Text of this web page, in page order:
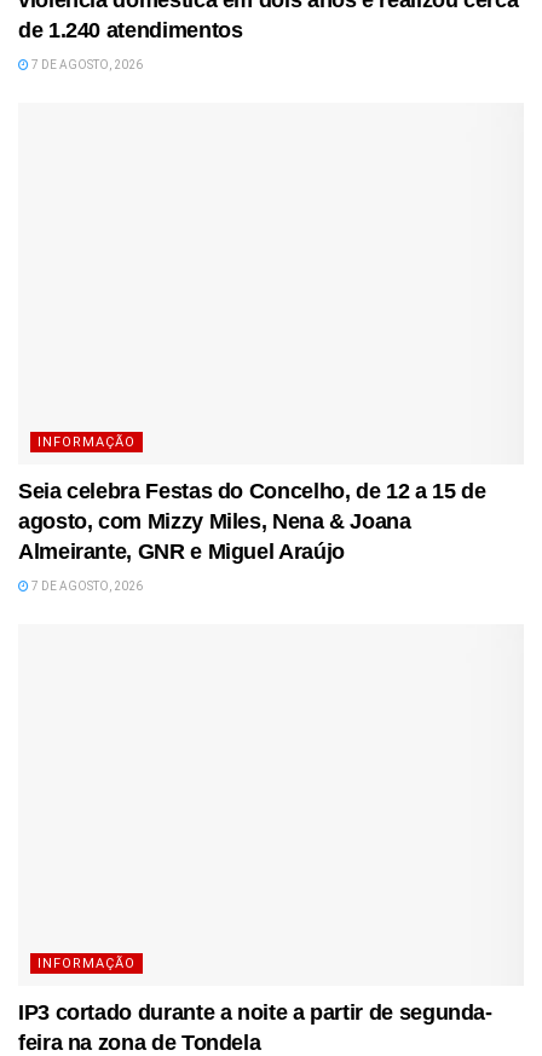
de 1.240 atendimentos
7 DE AGOSTO, 2026
INFORMAÇÃO
Seia celebra Festas do Concelho, de 12 a 15 de
agosto, com Mizzy Miles, Nena & Joana
Almeirante, GNR e Miguel Araújo
7 DE AGOSTO, 2026
INFORMAÇÃO
IP3 cortado durante a noite a partir de segunda-
feira na zona de Tondela